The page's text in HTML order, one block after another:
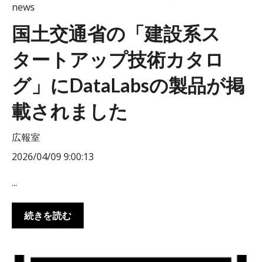
news
国土交通省の「建設系ス
タートアップ技術カタロ
グ」にDataLabsの製品が掲
載されました
広報室
2026/04/09 9:00:13
...
続きを読む